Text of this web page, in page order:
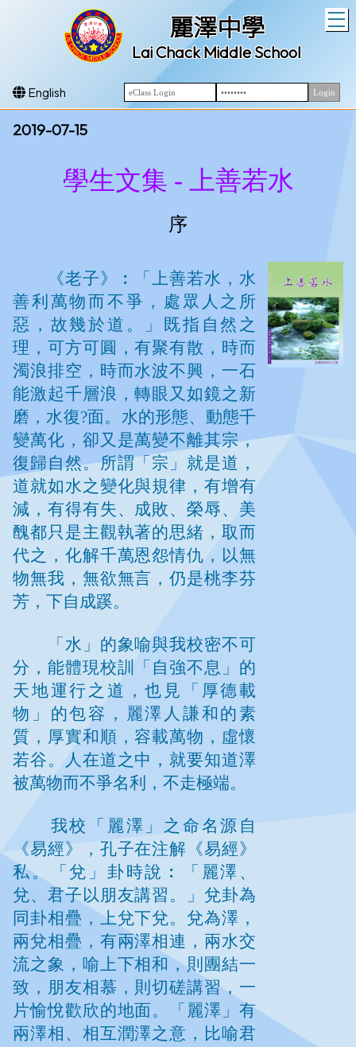
麗澤中學
Lai Chack Middle School
English
2019-07-15